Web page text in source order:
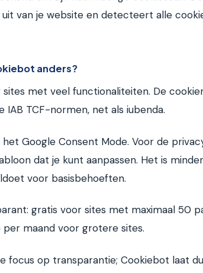
uit van je website en detecteert alle
anders?
sites met veel functionaliteiten. De
IAB TCF-normen, net als iubenda.
Google Consent Mode. Voor de
dat je kunt aanpassen. Het is
voor basisbehoeften.
gratis voor sites met maximaal 50
per maand voor grotere sites.
focus op transparantie; Cookiebot laat